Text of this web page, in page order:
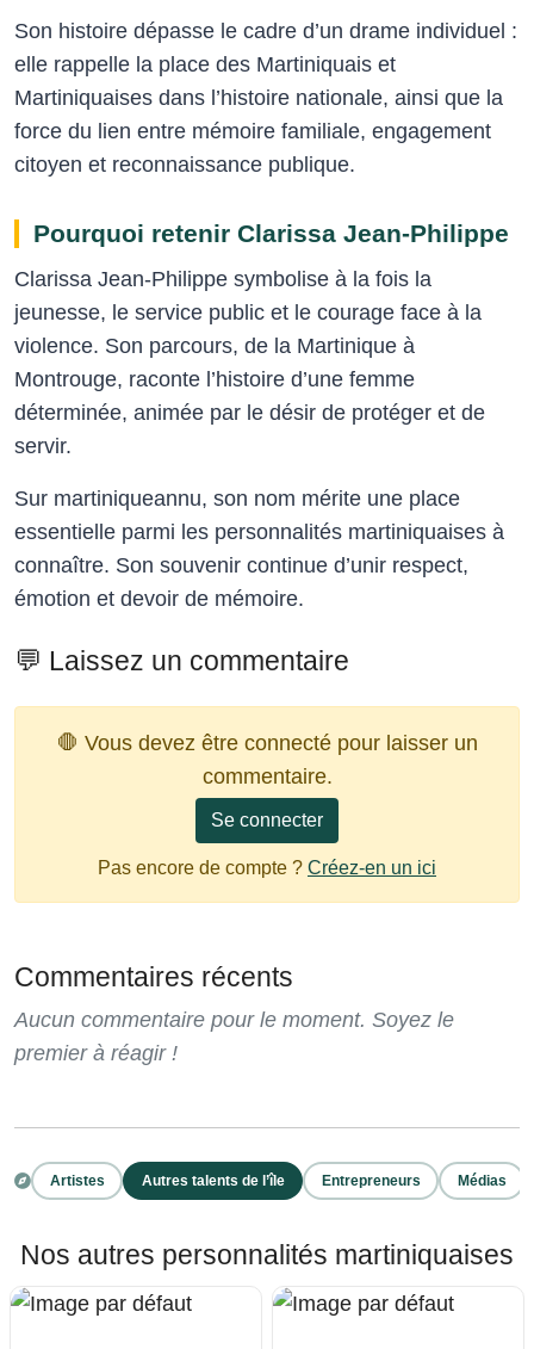
Son histoire dépasse le cadre d’un drame individuel :
elle rappelle la place des Martiniquais et
Martiniquaises dans l’histoire nationale, ainsi que la
force du lien entre mémoire familiale, engagement
citoyen et reconnaissance publique.
Pourquoi retenir Clarissa Jean-Philippe
Clarissa Jean-Philippe symbolise à la fois la
jeunesse, le service public et le courage face à la
violence. Son parcours, de la Martinique à
Montrouge, raconte l’histoire d’une femme
déterminée, animée par le désir de protéger et de
servir.
Sur martiniqueannu, son nom mérite une place
essentielle parmi les personnalités martiniquaises à
connaître. Son souvenir continue d’unir respect,
émotion et devoir de mémoire.
💬 Laissez un commentaire
🛑 Vous devez être connecté pour laisser un
commentaire.
Se connecter
Pas encore de compte ? Créez-en un ici
Commentaires récents
Aucun commentaire pour le moment. Soyez le
premier à réagir !
Artistes Autres talents de l’île Entrepreneurs Médias
Nos autres personnalités martiniquaises